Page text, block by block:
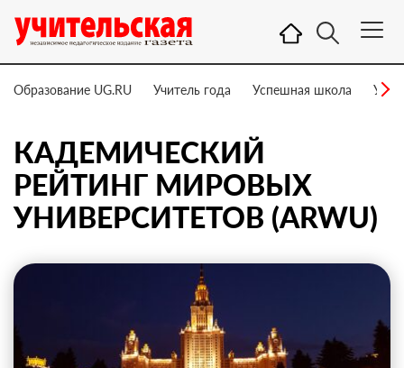
Образование UG.RU Учитель года Успешная школа
КАДЕМИЧЕСКИЙ
РЕЙТИНГ МИРОВЫХ
УНИВЕРСИТЕТОВ (ARWU)